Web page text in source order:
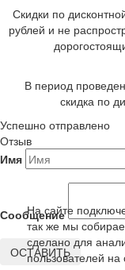
Скидки по
рублей и не
В период
скидка по
Успешно отправлено
Отзыв
Имя
Сообщение
ОСТАВИТЬ
На сайте
так же мы
сделано для
пользователей